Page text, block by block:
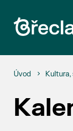
Úvod